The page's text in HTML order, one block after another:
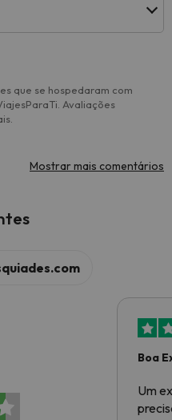
que se hospedaram com
Avaliações
Mostrar mais comentários
Boa
Um